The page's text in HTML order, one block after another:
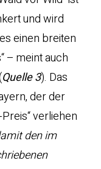
und wird
einen breiten
– meint auch
Quelle 3). Das
der der
verliehen
den im